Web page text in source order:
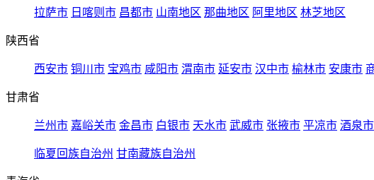
拉萨市 日喀则市 昌都市 山南地区 那曲地区 阿里地区 林芝地区
陕西省
西安市 铜川市 宝鸡市 咸阳市 渭南市 延安市 汉中市 榆林市 安康市
甘肃省
兰州市 嘉峪关市 金昌市 白银市 天水市 武威市 张掖市 平凉市 酒泉市
临夏回族自治州 甘南藏族自治州